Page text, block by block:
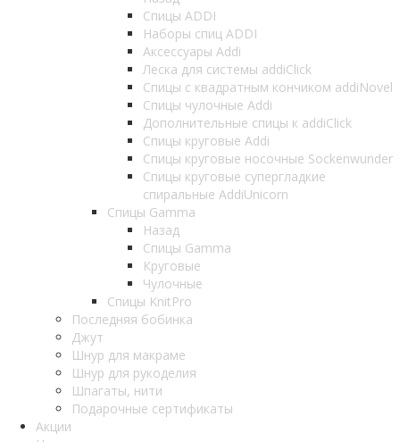
Спицы ADDI
Наборы спиц ADDI
Аксессуары Addi
Леска для системы addiClick
Спицы с квадратным кончиком addiNovel
Спицы чулочные Addi
Дополнительные спицы к addiClick
Спицы круговые Addi
Спицы круговые носочные Sockenwunder
Спицы круговые супергладкие
спиральные AddiUnicorn
Спицы Gamma
Назад
Спицы Gamma
Круговые
Чулочные
Спицы KnitPro
Последняя бобинка
Джут
Шнур для макраме
Шнур для рукоделия
Шпагаты, нити
Подарочные сертификаты
Акции